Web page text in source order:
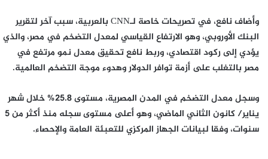
وأضاف نافع، في تصريحات خاصة لـCNN بالعربية، سبب آخر لتقرير
البنك الأوروبي، وهو الارتفاع القياسي لمعدل التضخم في مصر، والذي
يؤدي إلى ركود اقتصادي، وربط نافع تحقيق معدل نمو مرتفع في
مصر بالتغلب على أزمة توافر الدولار وهدوء موجة التضخم العالمية.
وسجل معدل التضخم في المدن المصرية، مستوى 25.8% خلال شهر
يناير/ كانون الثاني الماضي، وهو أعلى مستوى سجله منذ أكثر من 5
سنوات، وفقا لبيانات الجهاز المركزي للتعبئة العامة والإحصاء.